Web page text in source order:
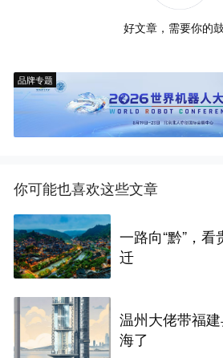
好文章，需要你的
品牌专题
你可能也喜欢这些文章
一路向“黔”，
迁
温州大佬带福
海了